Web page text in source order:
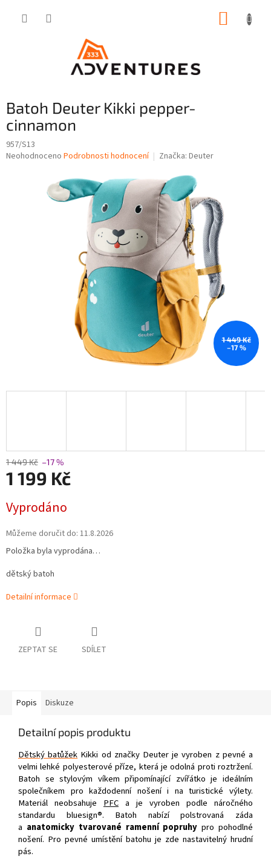
Batoh Deuter Kikki pepper-
cinnamon
957/S13
Průměrné
Neohodnoceno Podrobnosti hodnocení Značka: Deuter
1 449 Kč
–17 %
1 449 Kč –17 %
1 199 Kč
cena:
Vyprodáno
Můžeme doručit do: 11.8.2026
Položka byla vyprodána…
dětský batoh
Detailní informace
ZEPTAT SE SDÍLET
Popis Diskuze
Detailní popis produktu
Dětský batůžek Kikki od značky Deuter je vyroben z pevné a
velmi lehké polyesterové příze, která je odolná proti roztržení.
Batoh se stylovým víkem připomínající zvířátko je ideálním
společníkem pro každodenní nošení i na turistické výlety.
Materiál neobsahuje PFC a je vyroben podle náročného
standardu bluesign®. Batoh nabízí polstrovaná záda
a anatomicky tvarované ramenní popruhy pro pohodlné
nošení. Pro pevné umístění batohu je zde nastavitelný hrudní
pás.